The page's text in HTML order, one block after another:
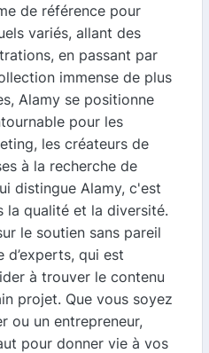
de référence pour
variés, allant des
en passant par
immense de plus
Alamy se positionne
pour les
les créateurs de
à la recherche de
distingue Alamy, c'est
la qualité et la diversité.
le soutien sans pareil
d’experts, qui est
à trouver le contenu
projet. Que vous soyez
ou un entrepreneur,
pour donner vie à vos